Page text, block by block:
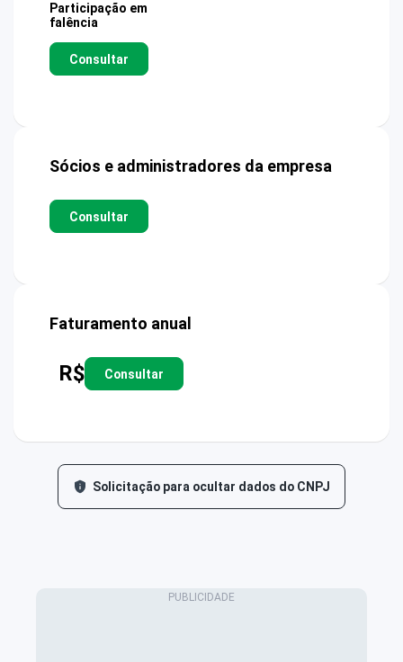
Participação em
falência
Consultar
Sócios e administradores da empresa
Consultar
Faturamento anual
R$ Consultar
Solicitação para ocultar dados do CNPJ